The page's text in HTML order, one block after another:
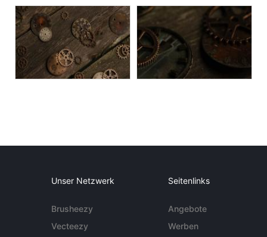
Unser Netzwerk
Brusheezy
Vecteezy
Seitenlinks
Angebote
Werben